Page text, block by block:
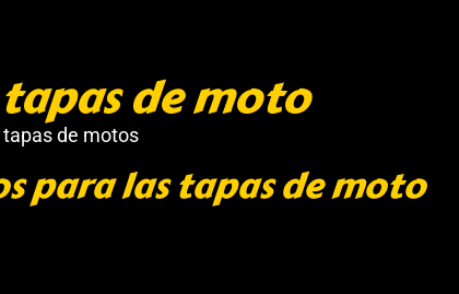
de moto
de motos
para las tapas de moto